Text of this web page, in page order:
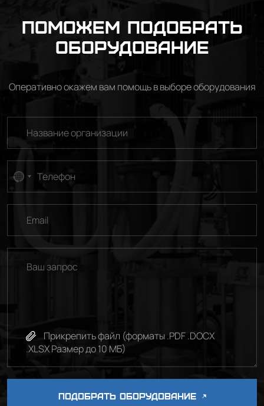
Поможем подобрать
оборудование
Оперативно окажем вам помощь в выборе оборудования
No
Прикрепить файл (форматы .PDF .DOCX
.XLSX Размер до 10 МБ)
ПОДОБРАТЬ ОБОРУДОВАНИЕ